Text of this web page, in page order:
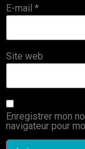
E-mail *
Site web
Enregistrer mon
navigateur pour